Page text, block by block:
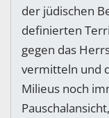
der jüdischen
definierten
gegen das
vermitteln und
Milieus noch